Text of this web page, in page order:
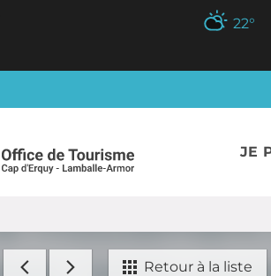
22°
JE
Retour à la liste